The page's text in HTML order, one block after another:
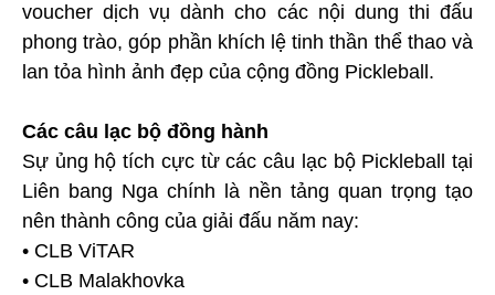
voucher dịch vụ dành cho các nội dung thi đấu
phong trào, góp phần khích lệ tinh thần thể thao và
lan tỏa hình ảnh đẹp của cộng đồng Pickleball.
Các câu lạc bộ đồng hành
Sự ủng hộ tích cực từ các câu lạc bộ Pickleball tại
Liên bang Nga chính là nền tảng quan trọng tạo
nên thành công của giải đấu năm nay:
• CLB ViTAR
• CLB Malakhovka